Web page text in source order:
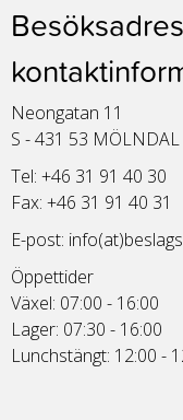
Neongatan 11
S - 431 53 MÖLNDAL
Tel: +46 31 91 40 30
Fax: +46 31 91 40 31
E-post:
Öppettider
Växel: 07:00 - 16:00
Lager: 07:30 - 16:00
Lunchstängt: 12:00 -